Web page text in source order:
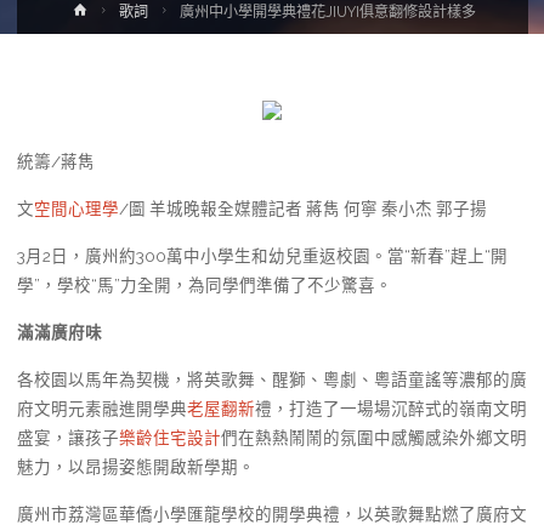
Home歌詞 廣州中小學開學典禮花JIUYI俱意翻修設計樣多
統籌/蔣雋
文空間心理學/圖 羊城晚報全媒體記者 蔣雋 何寧 秦小杰 郭子揚
3月2日，廣州約300萬中小學生和幼兒重返校園。當“新春”趕上“開
學”，學校“馬”力全開，為同學們準備了不少驚喜。
滿滿廣府味
各校園以馬年為契機，將英歌舞、醒獅、粵劇、粵語童謠等濃郁的廣
府文明元素融進開學典老屋翻新禮，打造了一場場沉醉式的嶺南文明
盛宴，讓孩子樂齡住宅設計們在熱熱鬧鬧的氛圍中感觸感染外鄉文明
魅力，以昂揚姿態開啟新學期。
廣州市荔灣區華僑小學匯龍學校的開學典禮，以英歌舞點燃了廣府文